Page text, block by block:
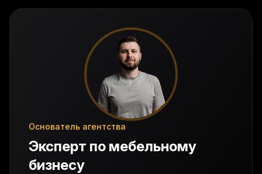
Основатель агентства
Эксперт по мебельному
бизнесу